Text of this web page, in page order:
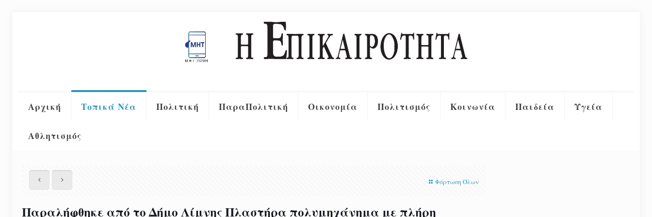
Αρχική Τοπικά Νέα Πολιτική ΠαραΠολιτική Οικονομία Πολιτισμός Κοινωνία Παιδεία Υγεία
Αθλητισμός
Φόρτωση Όλων
Παραλήφθηκε από το Δήμο Λίμνης Πλαστήρα πολυμηχάνημα με πλήρη